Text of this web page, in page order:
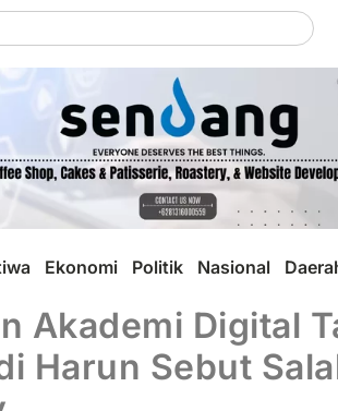
Ekonomi Politik Nasional
Akademi Digital
Harun Sebut